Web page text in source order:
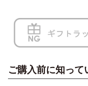
ご購入前に知って